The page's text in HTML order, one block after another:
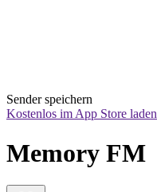
Sender speichern
Kostenlos im App Store laden
Memory FM